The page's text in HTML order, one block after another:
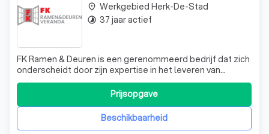
FK Ramen & Deuren is een gerenommeerd bedrijf dat zich
onderscheidt door zijn expertise in het leveren van
hoogwaardige ramen, deuren, rolluiken, afdaken, screens,
garagepoorten en vliegenramen. Ons team bestaat uit
vakmensen met jarenlange ervaring, die hun knowhow
inzetten om u de beste service te
Beschikbaarheid
Prijsopgave
place Werkgebied Herk-De-Stad
timelapse 37 jaar actief